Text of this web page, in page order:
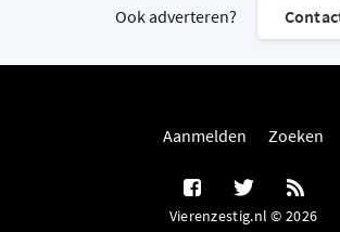
Ook adverteren?
Aanmelden Zoeken
Vierenzestig.nl © 2026